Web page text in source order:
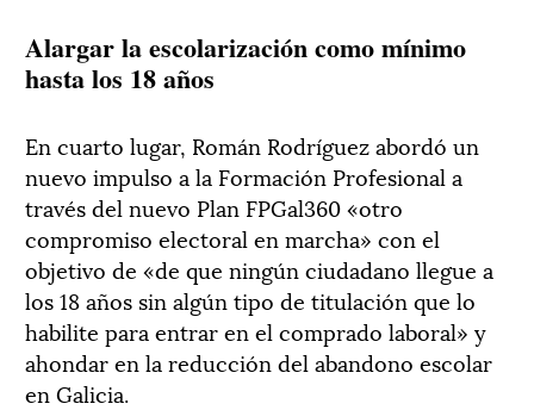
Alargar la escolarización como mínimo
hasta los 18 años
En cuarto lugar, Román Rodríguez abordó un
nuevo impulso a la Formación Profesional a
través del nuevo Plan FPGal360 «otro
compromiso electoral en marcha» con el
objetivo de «de que ningún ciudadano llegue a
los 18 años sin algún tipo de titulación que lo
habilite para entrar en el comprado laboral» y
ahondar en la reducción del abandono escolar
en Galicia.